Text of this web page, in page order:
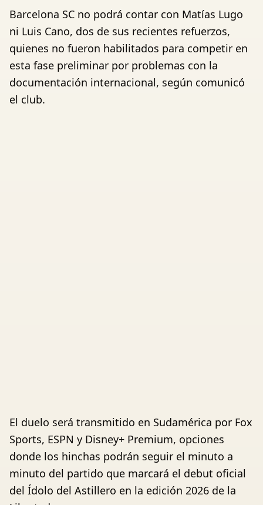
Barcelona SC no podrá contar con Matías Lugo
ni Luis Cano, dos de sus recientes refuerzos,
quienes no fueron habilitados para competir en
esta fase preliminar por problemas con la
documentación internacional, según comunicó
el club.
El duelo será transmitido en Sudamérica por Fox
Sports, ESPN y Disney+ Premium, opciones
donde los hinchas podrán seguir el minuto a
minuto del partido que marcará el debut oficial
del Ídolo del Astillero en la edición 2026 de la